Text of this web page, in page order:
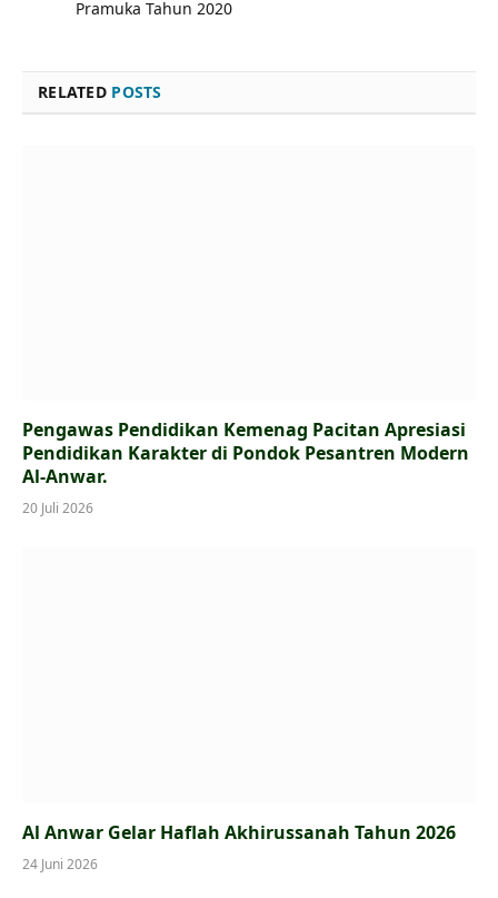
Pramuka Tahun 2020
RELATED POSTS
Pengawas Pendidikan Kemenag Pacitan Apresiasi
Pendidikan Karakter di Pondok Pesantren Modern
Al-Anwar.
20 Juli 2026
Al Anwar Gelar Haflah Akhirussanah Tahun 2026
24 Juni 2026